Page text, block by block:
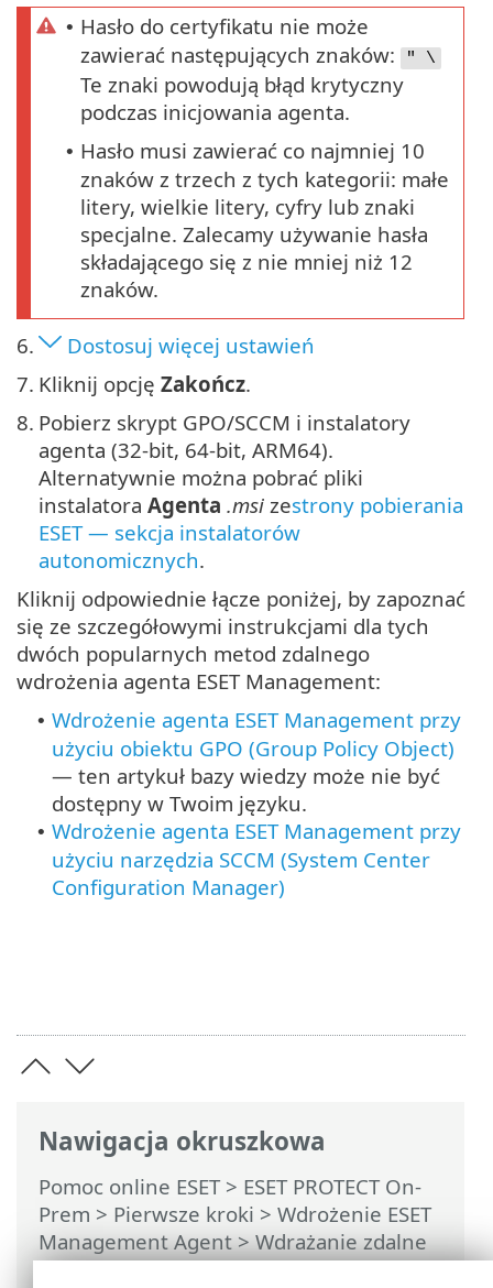
Nawigacja okruszkowa
Pomoc online ESET> ESET PROTECT On-
Prem > Pierwsze kroki > Wdrożenie ESET
Management Agent>Wdrażanie zdalne
> Wdrażanie agenta za pomocą GPO lub
• Hasło do certyfikatu nie może
zawierać następujących znaków:
" \
Te znaki powodują błąd krytyczny
podczas inicjowania agenta.
• Hasło musi zawierać co najmniej 10
znaków z trzech z tych kategorii: małe
litery, wielkie litery, cyfry lub znaki
specjalne. Zalecamy używanie hasła
składającego się z nie mniej niż 12
znaków.
6.
Dostosuj więcej ustawień
7. Kliknij opcję Zakończ.
8. Pobierz skrypt GPO/SCCM i instalatory
agenta (32-bit, 64-bit, ARM64).
Alternatywnie można pobrać pliki
instalatora Agenta .msi zestrony pobierania
ESET — sekcja instalatorów
autonomicznych.
Kliknij odpowiednie łącze poniżej, by zapoznać
się ze szczegółowymi instrukcjami dla tych
dwóch popularnych metod zdalnego
wdrożenia agenta ESET Management:
• Wdrożenie agenta ESET Management przy
użyciu obiektu GPO (Group Policy Object)
— ten artykuł bazy wiedzy może nie być
dostępny w Twoim języku.
• Wdrożenie agenta ESET Management przy
użyciu narzędzia SCCM (System Center
Configuration Manager)